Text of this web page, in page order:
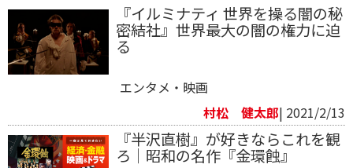
『イルミナティ 世界を操る闇の秘
密結社』世界最大の闇の権力に迫
る
エンタメ・映画
村松 健太郎| 2021/2/13
『半沢直樹』が好きならこれを観
ろ｜昭和の名作『金環蝕』